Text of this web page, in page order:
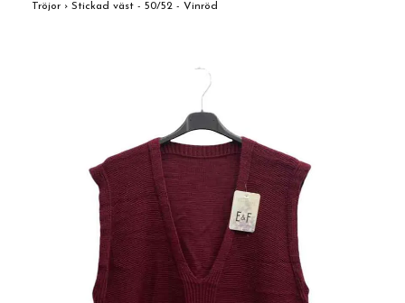
Tröjor › Stickad väst - 50/52 - Vinröd